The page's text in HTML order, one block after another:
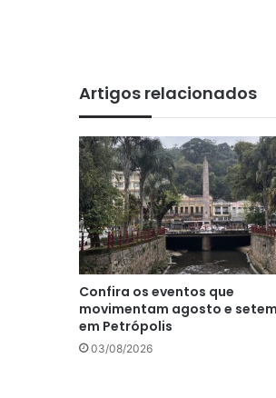
Artigos relacionados
Confira os eventos que
movimentam agosto e
em Petrópolis
03/08/2026